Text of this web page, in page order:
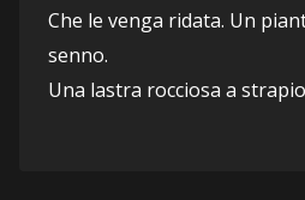
Che le venga ridata. Un
senno.
Una lastra rocciosa a